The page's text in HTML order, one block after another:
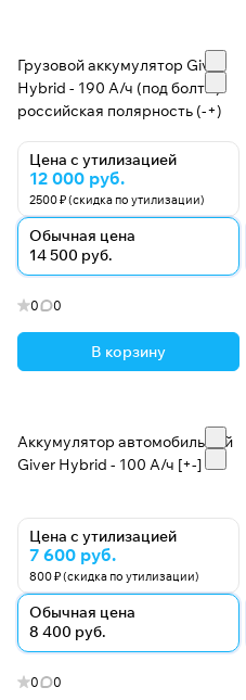
Грузовой аккумулятор Giver
Hybrid - 190 А/ч (под болты)
российская полярность (-+)
Цена с утилизацией
12 000 руб.
2500 ₽ (скидка по утилизации)
Обычная цена
14 500 руб.
0 0
В корзину
Аккумулятор автомобильный
Giver Hybrid - 100 А/ч [+-]
Цена с утилизацией
7 600 руб.
800 ₽ (скидка по утилизации)
Обычная цена
8 400 руб.
0 0